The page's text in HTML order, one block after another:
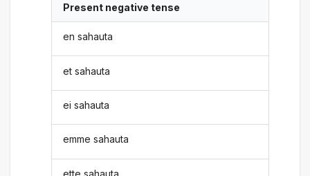
Present negative tense
en sahauta
et sahauta
ei sahauta
emme sahauta
ette sahauta